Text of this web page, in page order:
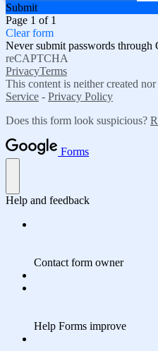
Submit
Page 1 of 1
Clear form
Never submit passwords through
reCAPTCHA
PrivacyTerms
This content is neither created
Service - Privacy Policy
Does this form look suspicious?
Forms
Help and feedback
Contact form owner
Help Forms improve